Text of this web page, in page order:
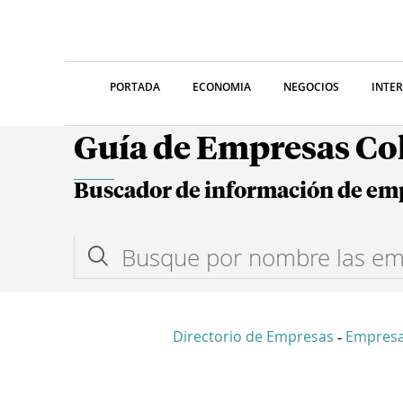
PORTADA ECONOMIA NEGOCIOS
Guía de Empresas
Buscador de información de
Directorio de Empresas -